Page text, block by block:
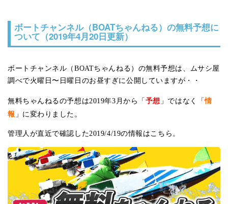
ボートチャンネル（BOATちゃんねる）の無料予想に
ついて（2019年4月20日更新）
ボートチャンネル（BOATちゃんねる）の無料予想は、ムサシ屋
調べで火曜日〜日曜日のお昼すぎに公開していますが・・
無料ちゃんねるの予想は2019年3月から「 予想 」ではなく「情
報 」に変わりました。
管理人が直近で確認した2019/4/19の情報はこちら。